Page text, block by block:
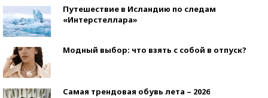
Путешествие в Исландию по следам
«Интерстеллара»
Модный выбор: что взять с собой в отпуск?
Самая трендовая обувь лета – 2026